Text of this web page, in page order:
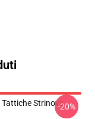
Strinova-20%